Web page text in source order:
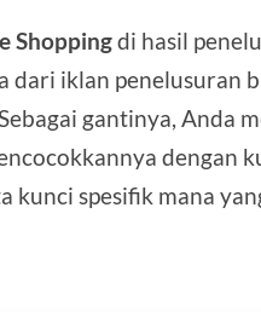
Shoppingdi hasil
dari iklan penelusuran
gantinya, Anda
dengan
kunci spesifik mana